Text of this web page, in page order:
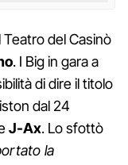
del Casinò
. I Big in gara a
di dire il titolo
dal 24
J-Ax. Lo sfottò
la